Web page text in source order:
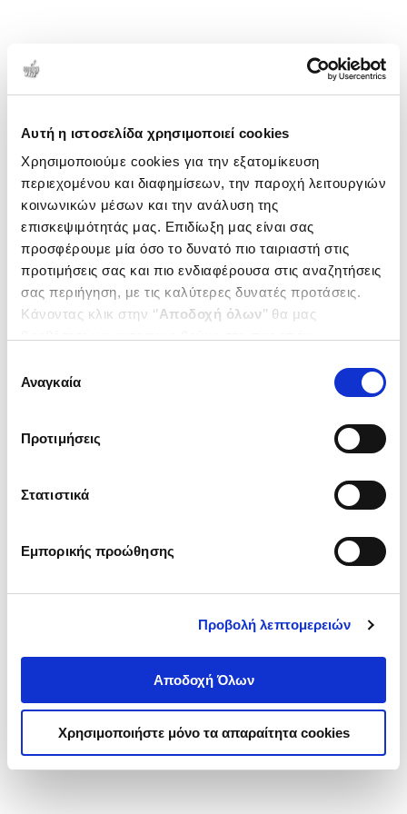
Αυτή η ιστοσελίδα χρησιμοποιεί cookies
Χρησιμοποιούμε cookies για την εξατομίκευση
περιεχομένου και διαφημίσεων, την παροχή λειτουργιών
κοινωνικών μέσων και την ανάλυση της
επισκεψιμότητάς μας. Επιδίωξη μας είναι σας
προσφέρουμε μία όσο το δυνατό πιο ταιριαστή στις
προτιμήσεις σας και πιο ενδιαφέρουσα στις αναζητήσεις
σας περιήγηση, με τις καλύτερες δυνατές προτάσεις.
Κάνοντας κλικ στην ‘’Αποδοχή όλων’’ θα μας
ενδιαφέρουν και να επιλέξετε από τα παρακάτω με την
΄΄και να ενημερωθείτε σχετικά με
συγκατάθεσης
Αναγκαία
Προτιμήσεις
Στατιστικά
Εμπορικής προώθησης
Προβολή λεπτομερειών
Αποδοχή Όλων
Χρησιμοποιήστε μόνο τα απαραίτητα cookies